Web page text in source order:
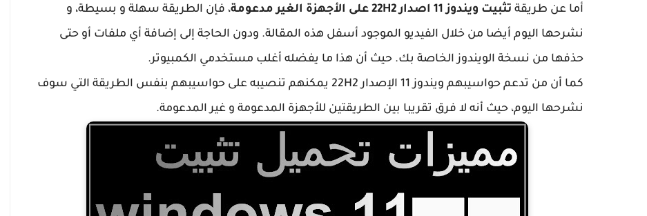
أما عن طريقة تثبيت ويندوز 11 اصدار 22H2 على الأجهزة الغير مدعومة
، فإن الطريقة سهلة و بسيطة، و
نشرحها اليوم أيضا من خلال الفيديو الموجود أسفل هذه المقالة. ودون الحاجة إلى إضافة أي ملفات أو حتى
حذفها من نسخة الويندوز الخاصة بك. حيث أن هذا ما يفضله أغلب مستخدمي الكمبيوتر.
كما أن من تدعم حواسيبهم ويندوز 11 الإصدار 22H2 يمكنهم تنصيبه على حواسيبهم بنفس الطريقة التي سوف
نشرحها اليوم، حيث أنه لا فرق تقريبا بين الطريقتين للأجهزة المدعومة و غير المدعومة.